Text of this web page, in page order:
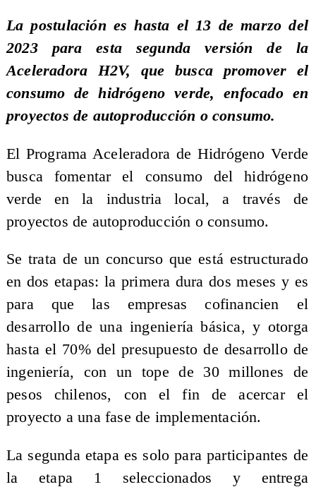
La postulación es hasta el 13 de marzo del
2023 para esta segunda versión de la
Aceleradora H2V, que busca promover el
consumo de hidrógeno verde, enfocado en
proyectos de autoproducción o consumo.
El Programa Aceleradora de Hidrógeno Verde
busca fomentar el consumo del hidrógeno
verde en la industria local, a través de
proyectos de autoproducción o consumo.
Se trata de un concurso que está estructurado
en dos etapas: la primera dura dos meses y es
para que las empresas cofinancien el
desarrollo de una ingeniería básica, y otorga
hasta el 70% del presupuesto de desarrollo de
ingeniería, con un tope de 30 millones de
pesos chilenos, con el fin de acercar el
proyecto a una fase de implementación.
La segunda etapa es solo para participantes de
la etapa 1 seleccionados y entrega